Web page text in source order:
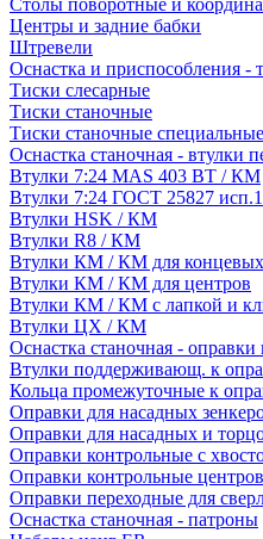
Столы поворотные и
Центры и задние бабки
Штревели
Оснастка и приспособления -
Тиски слесарные
Тиски станочные
Тиски станочные специальные
Оснастка станочная - втулки
Втулки 7:24 MAS 403 BT / КМ
Втулки 7:24 ГОСТ 25827
Втулки HSK / КМ
Втулки R8 / КМ
Втулки КМ / КМ для
Втулки КМ / КМ для центров
Втулки КМ / КМ с лапкой и
Втулки ЦХ / КМ
Оснастка станочная - оправки
Втулки поддерживающ. к
Кольца промежуточные к
Оправки для насадных
Оправки для насадных и
Оправки контрольные с
Оправки контрольные
Оправки переходные для
Оснастка станочная - патроны